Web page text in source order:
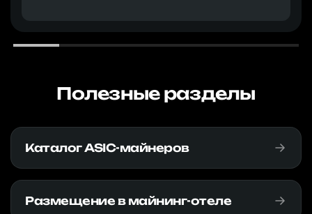
Полезные разделы
Каталог ASIC-майнеров
Размещение в майнинг-отеле